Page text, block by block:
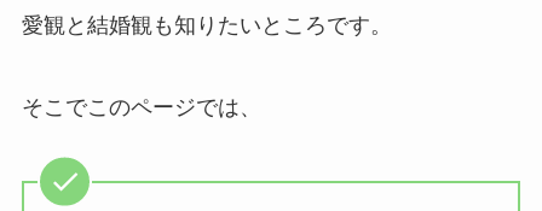
愛観と結婚観も知りたいところです。
そこでこのページでは、